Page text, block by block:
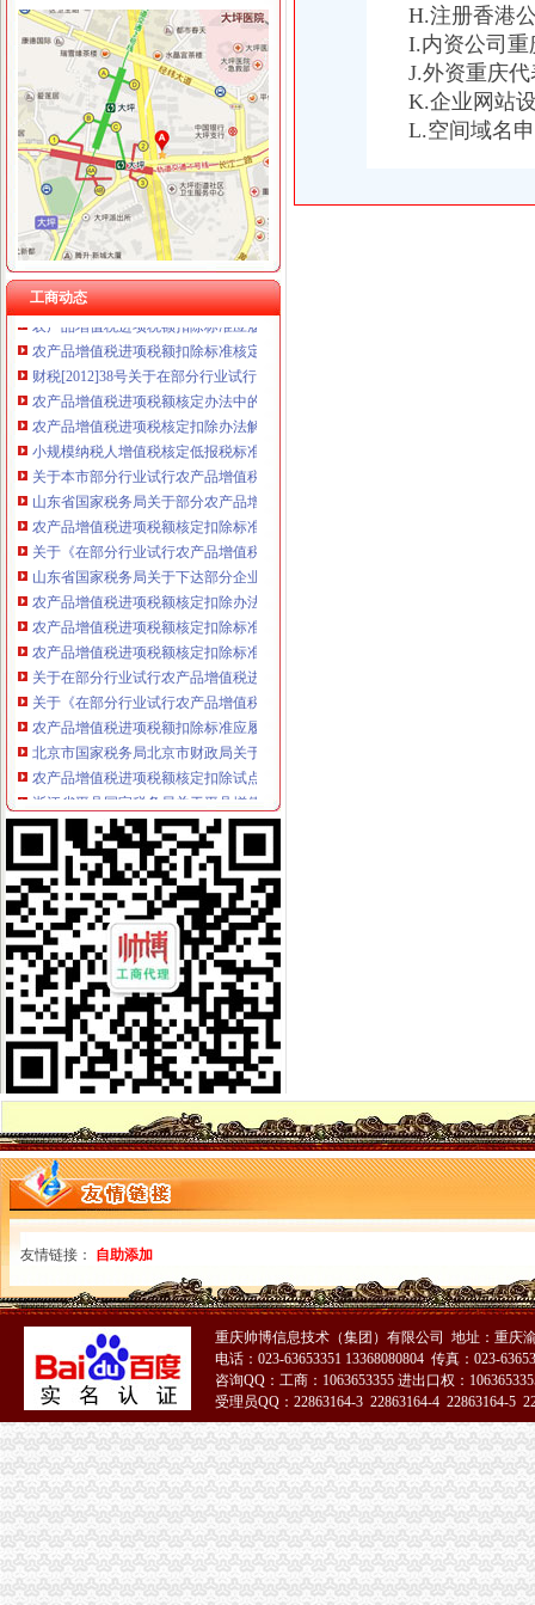
重庆卿倾商贸有限责任公司 渝江100万 （工商注册）
重庆国洪体育设施有限公司
重庆星竣贸易有限责任公司 渝中100万 （进出口权）
重庆海谛升进出口贸易有限公司 渝北100万 （进出口权）
重庆奕欣锦诚商贸有限公司 渝九50万 （工商注册）
重庆信同广告有限公司 渝沙50万 （工商注册）
重庆三虹房地产营销策划有限公司
重庆宝鹰汽车销售有限公司
工商动态
增值税核定标准
上海市国税局关于下发本市部分试行农产品增值税进项税额核定扣除试
下列说法符合增值税发票核定服务的基本规范的有（）。_资料网
增值税进项税额扣除标准核定（依申请）
财政部国家税务总局关于在部分行业试行农产品增值税进项税额核定扣
财政部国家税务总局关于在部分行业试行农产品增值税进项税额核定
关于调整农产品增值税进项税额核定扣除标准的通知
增值税发票核定调整-安康市人民
改进农产品增值税核定扣除办法
新增知识点：农产品增值税进项税额核定办法_中华会计网校论坛
农产品增值税进项税额扣除标准应履行核定程序_税屋网——第一时间
农产品增值税进项税额扣除标准核定申请表
财税[2012]38号关于在部分行业试行农产品增值税进项税额核定扣除办
农产品增值税进项税额核定办法中的公式
农产品增值税进项税核定扣除办法解读_税屋网——第一时间递财税
小规模纳税人增值税核定低报税标准会计凭证如何处理-我公司为商
关于本市部分行业试行农产品增值税进项税额核定扣除具体实施办法的
山东省国家税务局关于部分农产品增值税进项税额实行核定扣除办法的
农产品增值税进项税额核定扣除标准的核准
关于《在部分行业试行农产品增值税进项税额核定扣除办法有关问题的
山东省国家税务局关于下达部分企业农产品增值税进项税额核定扣除标
农产品增值税进项税额核定扣除办法-爱问知识人
农产品增值税进项税额核定扣除标准的核准（吉市国税局）
农产品增值税进项税额核定扣除标准的核准（吉市国税局）
关于在部分行业试行农产品增值税进项税额核定扣除办法有关问题的公
关于《在部分行业试行农产品增值税进项税额核定扣除办法有关问题的
农产品增值税进项税额扣除标准应履行核定程序_向前冲的税收学习园
北京市国家税务局北京市财政局关于试行农产品增值税进项税额核定扣
农产品增值税进项税额核定扣除试点实施办法_互动百科
浙江省平县国家税务局关于平县增值税一般纳税人征收类别核定办
深圳市国家税务局关于公布部分行业农产品增值税进项税额核定扣除标
农产品增值税进项税额核定扣除试点实施办法_互动百科
东营市国家税务局关于调整部分增值税防伪税控系统高开票限额核定
关于在部分行业试行农产品增值税进项税额核定扣除办法的通知-搜狐
部分行业试行农产品增值税进项税额核定扣除办法-财经频道-金融界
[转载]农产品增值税进项税额扣除标准应履行核定程序_海上日出star_
广西壮族自区国家税务局关于在羽绒加工行业试行农产品增值税进项
土地增值税核定征收的要求-法律快车税法
陕西国税解读农产品增值税进项税核定扣除办法-税务频道-和讯网
税额核定制度较为广泛地应用于增值税、营业税、所得税的征收.（）-
海南省地方税务局关于调整房地产开发项目土地增值税核定征收办法的
《海南省地方税务局关于调整房地产开发项目土地增值税核定征收办法
北京市地方税务局关于土地增值税核定扣除项目金额标准有关问题的通
宁夏回族自区土地增值税核定征收管理办法（试行）-宁夏回族自
农产品增值税进项税额核定扣除办法有关问题_志趣网
关于产品增值税进项税额核定扣除办法的公告_志趣网
河北省国家税务局-信息公开-农产品增值税进项税额核定扣除标准
广西出台缫丝加工行业增值税核定扣除新政策-商品动态-生意社
国家税务总局关于在部分行业试行农产品增值税进项税额核定扣除办法
对《关于调整房地产开发项目土地增值税核定征收办法的公告》有关问
关于在部分行业试行农产品增值税进项税额核定扣除办法有关问题的公告
山东关于下达部分企业农产品增值税进项税额核定扣除标准的公告_地
昌平区地税局转发北京市地方税务局关于商品住宅土地增值税核定扣除
增值税核定标准
上海市国税局关于下发本市部分试行农产品增值税进项税额核定扣除试
下列说法符合增值税发票核定服务的基本规范的有（）。_资料网
增值税进项税额扣除标准核定（依申请）
财政部国家税务总局关于在部分行业试行农产品增值税进项税额核定扣
财政部国家税务总局关于在部分行业试行农产品增值税进项税额核定
关于调整农产品增值税进项税额核定扣除标准的通知
增值税发票核定调整-安康市人民
改进农产品增值税核定扣除办法
H.注册香港
I.内资公司重
J.外资重庆代
K.企业网站
L.空间域名
友情链接： 自助添加
重庆帅博信息技术（集团）有限公司 地址：重庆
电话：023-63653351 13368080804 传真：023-
咨询QQ：工商：1063653355 进出口权：
受理员QQ：22863164-3 22863164-4 22863164-5